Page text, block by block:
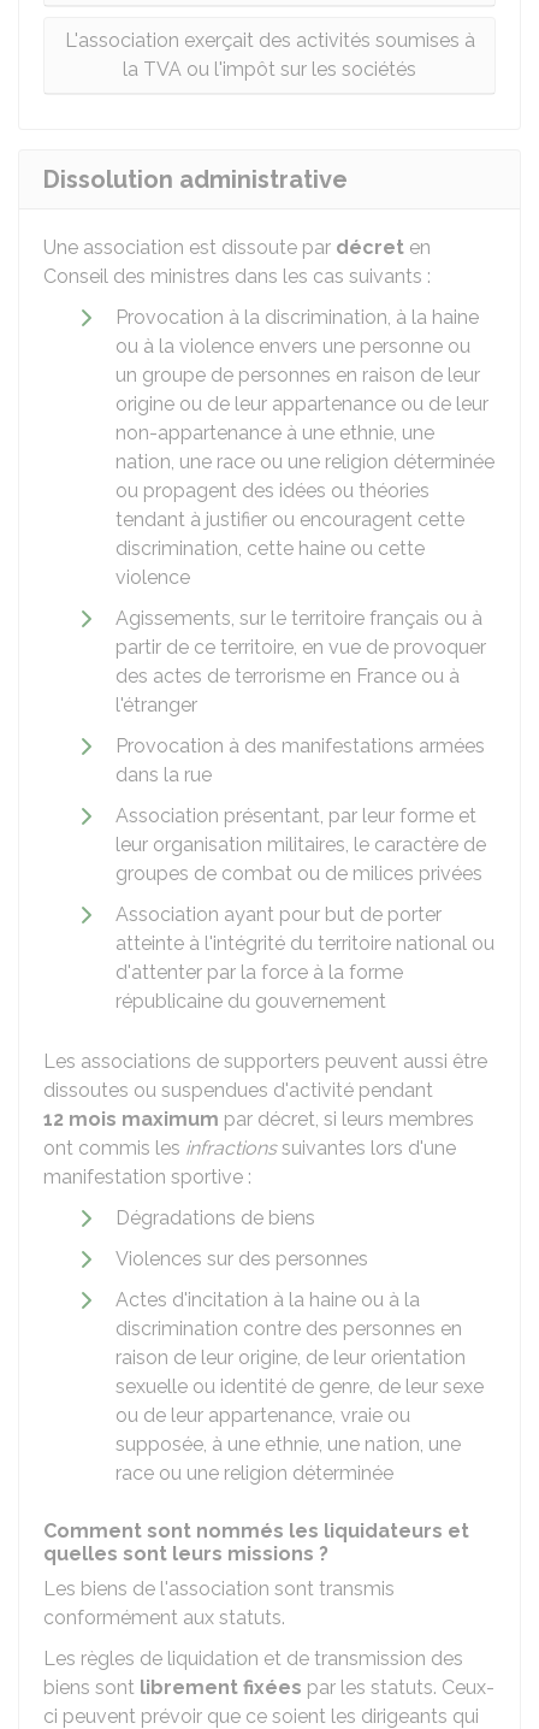
L'association exerçait des activités soumises à
la TVA ou l'impôt sur les sociétés
Dissolution administrative
Une association est dissoute par décret en
Conseil des ministres dans les cas suivants :
Provocation à la discrimination, à la haine
ou à la violence envers une personne ou
un groupe de personnes en raison de leur
origine ou de leur appartenance ou de leur
non-appartenance à une ethnie, une
nation, une race ou une religion déterminée
ou propagent des idées ou théories
tendant à justifier ou encouragent cette
discrimination, cette haine ou cette
violence
Agissements, sur le territoire français ou à
partir de ce territoire, en vue de provoquer
des actes de terrorisme en France ou à
l'étranger
Provocation à des manifestations armées
dans la rue
Association présentant, par leur forme et
leur organisation militaires, le caractère de
groupes de combat ou de milices privées
Association ayant pour but de porter
atteinte à l'intégrité du territoire national ou
d'attenter par la force à la forme
républicaine du gouvernement
Les associations de supporters peuvent aussi être
dissoutes ou suspendues d'activité pendant
12 mois maximum par décret, si leurs membres
ont commis les infractionssuivantes lors d'une
manifestation sportive :
Dégradations de biens
Violences sur des personnes
Actes d'incitation à la haine ou à la
discrimination contre des personnes en
raison de leur origine, de leur orientation
sexuelle ou identité de genre, de leur sexe
ou de leur appartenance, vraie ou
supposée, à une ethnie, une nation, une
race ou une religion déterminée
Comment sont nommés les liquidateurs et
quelles sont leurs missions ?
Les biens de l'association sont transmis
conformément aux statuts.
Les règles de liquidation et de transmission des
biens sont librement fixées par les statuts. Ceux-
ci peuvent prévoir que ce soient les dirigeants qui